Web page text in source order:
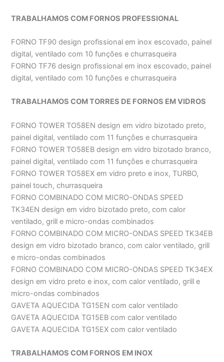
TRABALHAMOS COM FORNOS PROFESSIONAL
FORNO TF90 design profissional em inox escovado, painel
digital, ventilado com 10 funções e churrasqueira
FORNO TF76 design profissional em inox escovado, painel
digital, ventilado com 10 funções e churrasqueira
TRABALHAMOS COM TORRES DE FORNOS EM VIDROS
FORNO TOWER TO58EN design em vidro bizotado preto,
painel digital, ventilado com 11 funções e churrasqueira
FORNO TOWER TO58EB design em vidro bizotado branco,
painel digital, ventilado com 11 funções e churrasqueira
FORNO TOWER TO58EX em vidro preto e inox, TURBO,
painel touch, churrasqueira
FORNO COMBINADO COM MICRO-ONDAS SPEED
TK34EN design em vidro bizotado preto, com calor
ventilado, grill e micro-ondas combinados
FORNO COMBINADO COM MICRO-ONDAS SPEED TK34EB
design em vidro bizotado branco, com calor ventilado, grill
e micro-ondas combinados
FORNO COMBINADO COM MICRO-ONDAS SPEED TK34EX
design em vidro preto e inox, com calor ventilado, grill e
micro-ondas combinados
GAVETA AQUECIDA TG15EN com calor ventilado
GAVETA AQUECIDA TG15EB com calor ventilado
GAVETA AQUECIDA TG15EX com calor ventilado
TRABALHAMOS COM FORNOS EM INOX